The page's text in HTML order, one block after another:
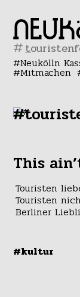
#
Neukölln
Mitmachen
This
Touristen
Touristen
Berliner
#kultur